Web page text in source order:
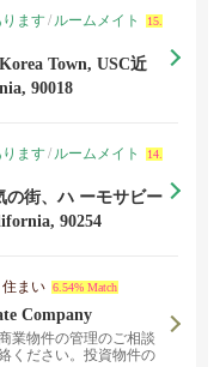
ます/ ルームメイト
15.
Town, USC近
レジョ、ターゲッ
徒歩１５分以内
90018
ます/ ルームメイト
14.
の街、ハ ーモサビー
か？
90254
まい 6.54% Match
Company
業物件の管理のご相談
ください。投資物件の